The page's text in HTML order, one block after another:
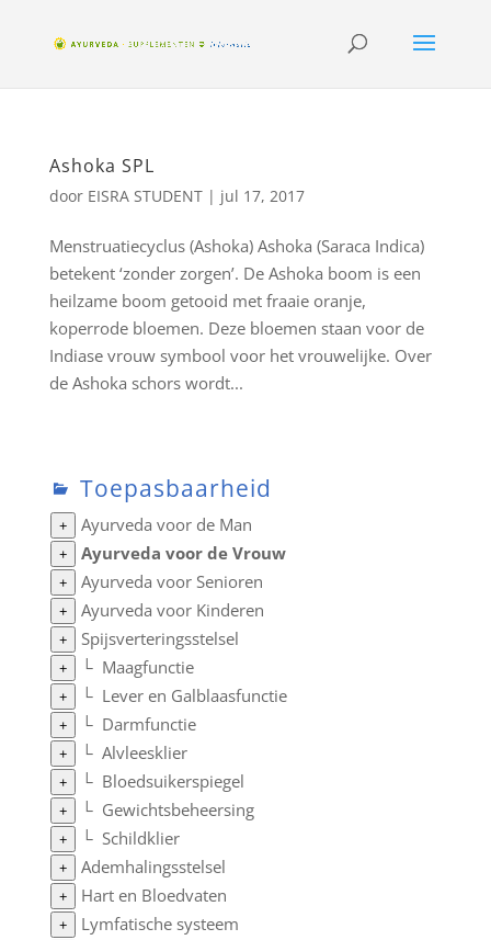
Ashoka SPL
door EISRA STUDENT| jul 17, 2017
Menstruatiecyclus (Ashoka) Ashoka (Saraca Indica)
betekent ‘zonder zorgen’. De Ashoka boom is een
heilzame boom getooid met fraaie oranje,
koperrode bloemen. Deze bloemen staan voor de
Indiase vrouw symbool voor het vrouwelijke. Over
de Ashoka schors wordt...
Toepasbaarheid
+ Ayurveda voor de Man
+ Ayurveda voor de Vrouw
+ Ayurveda voor Senioren
+ Ayurveda voor Kinderen
+ Spijsverteringsstelsel
+ └ Maagfunctie
+ └ Lever en Galblaasfunctie
+ └ Darmfunctie
+ └ Alvleesklier
+ └ Bloedsuikerspiegel
+ └ Gewichtsbeheersing
+ └ Schildklier
+ Ademhalingsstelsel
+ Hart en Bloedvaten
+ Lymfatische systeem